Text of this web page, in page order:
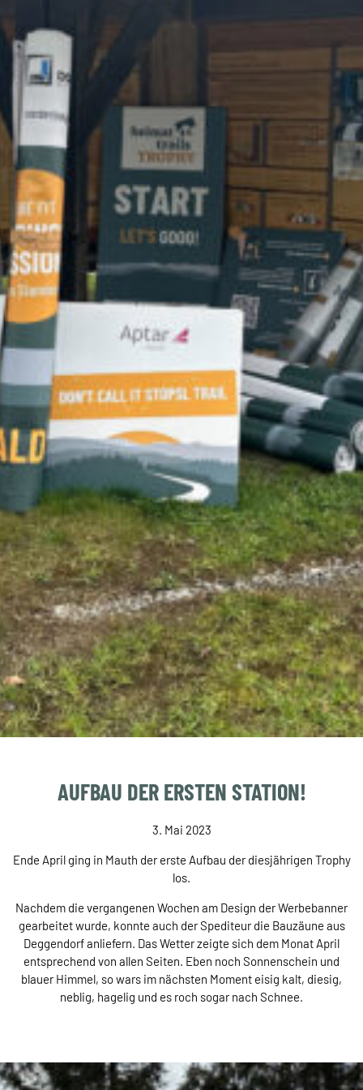
AUFBAU DER ERSTEN STATION!
3. Mai 2023
Ende April ging in Mauth der erste Aufbau der diesjährigen Trophy
los.
Nachdem die vergangenen Wochen am Design der Werbebanner
gearbeitet wurde, konnte auch der Spediteur die Bauzäune aus
Deggendorf anliefern. Das Wetter zeigte sich dem Monat April
entsprechend von allen Seiten. Eben noch Sonnenschein und
blauer Himmel, so wars im nächsten Moment eisig kalt, diesig,
neblig, hagelig und es roch sogar nach Schnee.